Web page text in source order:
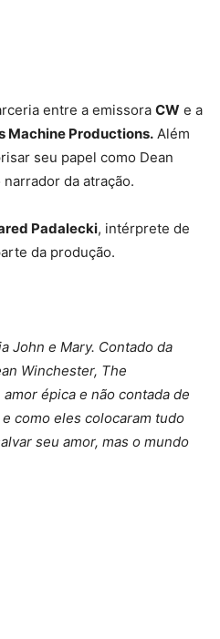
entre a emissora CW e a
Machine Productions. Além
seu papel como Dean
da atração.
Padalecki, intérprete de
da produção.
John e Mary. Contado da
Winchester, The
épica e não contada de
como eles colocaram tudo
seu amor, mas o mundo